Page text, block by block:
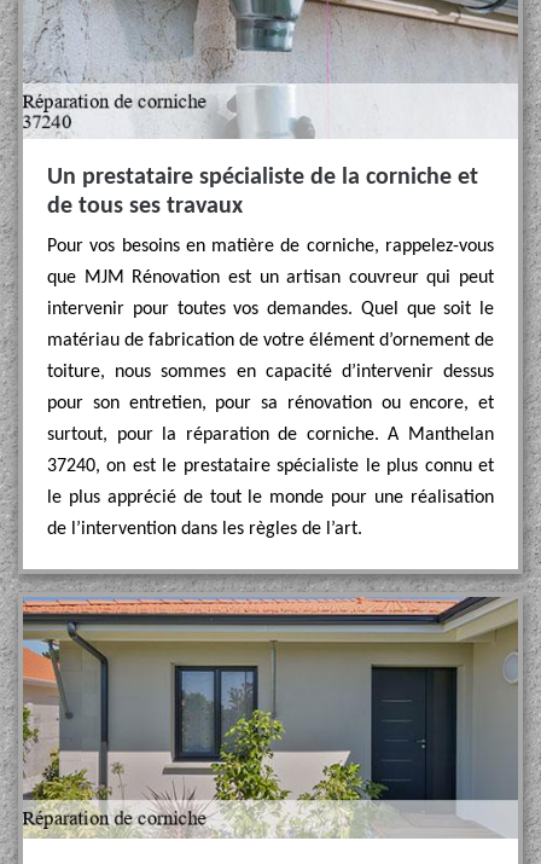
Un prestataire spécialiste de la corniche et
de tous ses travaux
Pour vos besoins en matière de corniche, rappelez-vous
que MJM Rénovation est un artisan couvreur qui peut
intervenir pour toutes vos demandes. Quel que soit le
matériau de fabrication de votre élément d’ornement de
toiture, nous sommes en capacité d’intervenir dessus
pour son entretien, pour sa rénovation ou encore, et
surtout, pour la réparation de corniche. A Manthelan
37240, on est le prestataire spécialiste le plus connu et
le plus apprécié de tout le monde pour une réalisation
de l’intervention dans les règles de l’art.